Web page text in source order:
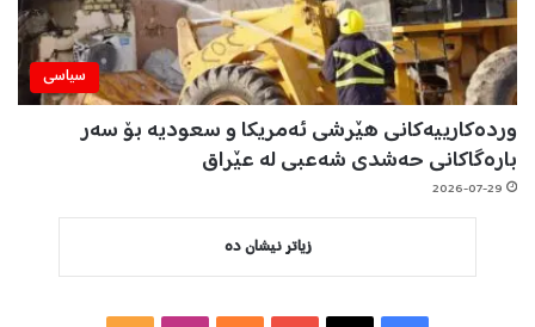
سیاسی
وردەکارییەکانی هێرشی ئەمریکا و سعودیە بۆ سەر
بارەگاکانی حەشدی شەعبی لە عێراق
2026-07-29
زیاتر نیشان دە